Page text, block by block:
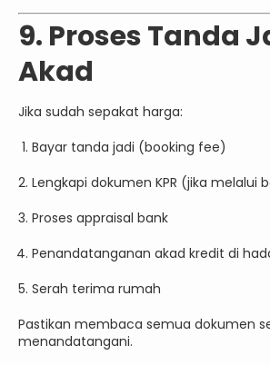
9. Proses Tanda
Akad
Jika sudah sepakat harga:
Bayar tanda jadi (booking fee)
Lengkapi dokumen KPR (jika melalui
Proses appraisal bank
Penandatanganan akad kredit di
Serah terima rumah
Pastikan membaca semua dokumen
menandatangani.